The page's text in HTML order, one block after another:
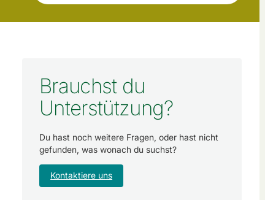
Brauchst du
Unterstützung?
Du hast noch weitere Fragen, oder hast nicht
gefunden, was wonach du suchst?
Kontaktiere uns